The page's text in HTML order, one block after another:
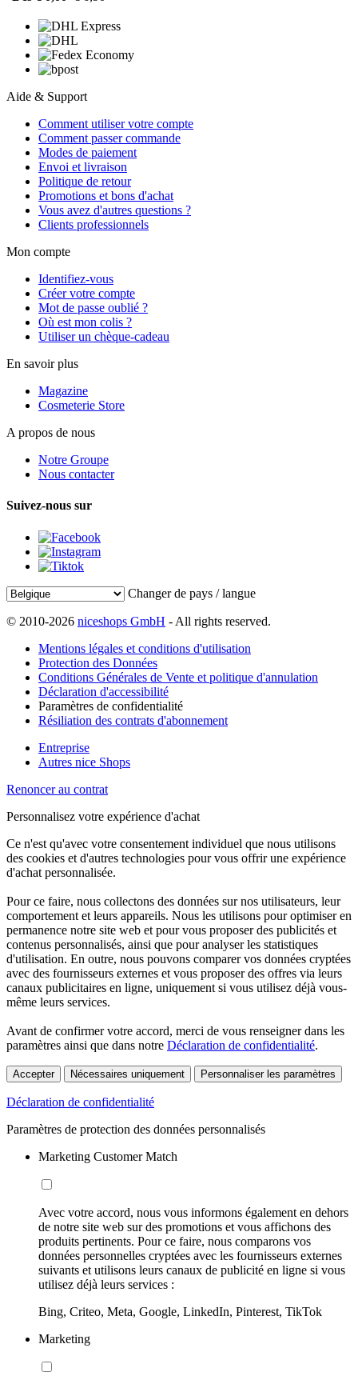
Aide & Support
Comment utiliser votre compte
Comment passer commande
Modes de paiement
Envoi et livraison
Politique de retour
Promotions et bons d'achat
Vous avez d'autres questions ?
Clients professionnels
Mon compte
Identifiez-vous
Créer votre compte
Mot de passe oublié ?
Où est mon colis ?
Utiliser un chèque-cadeau
En savoir plus
Magazine
Cosmeterie Store
A propos de nous
Notre Groupe
Nous contacter
Suivez-nous sur
Changer de pays / langue
© 2010-2026 niceshops GmbH - All rights reserved.
Mentions légales et conditions d'utilisation
Protection des Données
Conditions Générales de Vente et politique d'annulation
Déclaration d'accessibilité
Paramètres de confidentialité
Résiliation des contrats d'abonnement
Entreprise
Autres nice Shops
Renoncer au contrat
Personnalisez votre expérience d'achat
Ce n'est qu'avec votre consentement individuel que nous utilisons
des cookies et d'autres technologies pour vous offrir une expérience
d'achat personnalisée.
Pour ce faire, nous collectons des données sur nos utilisateurs, leur
comportement et leurs appareils. Nous les utilisons pour optimiser en
permanence notre site web et pour vous proposer des publicités et
contenus personnalisés, ainsi que pour analyser les statistiques
d'utilisation. En outre, nous pouvons comparer vos données cryptées
avec des fournisseurs externes et vous proposer des offres via leurs
canaux publicitaires en ligne, uniquement si vous utilisez déjà vous-
même leurs services.
Avant de confirmer votre accord, merci de vous renseigner dans les
paramètres ainsi que dans notre Déclaration de confidentialité.
Accepter Nécessaires uniquement Personnaliser les paramètres
Déclaration de confidentialité
Paramètres de protection des données personnalisés
Marketing Customer Match
Avec votre accord, nous vous informons également en dehors
de notre site web sur des promotions et vous affichons des
produits pertinents. Pour ce faire, nous comparons vos
données personnelles cryptées avec les fournisseurs externes
suivants et utilisons leurs canaux de publicité en ligne si vous
utilisez déjà leurs services :
Bing, Criteo, Meta, Google, LinkedIn, Pinterest, TikTok
Marketing